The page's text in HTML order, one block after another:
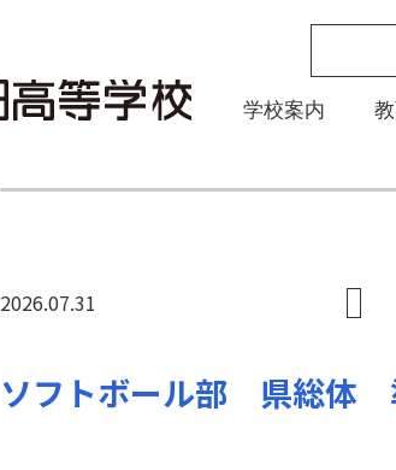
学校案内
2026.07.31
ソフトボール部 県総体